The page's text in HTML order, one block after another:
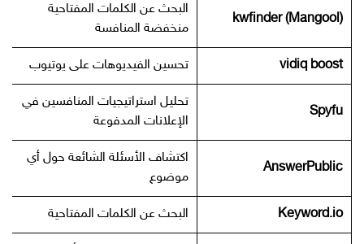
kwfinder (Mangool)
البحث عن الكلمات المفتاحية
منخفضة المنافسة
vidiq boost تحسين الفيديوهات على يوتيوب
Spyfu
تحليل استراتيجيات المنافسين في
الإعلانات المدفوعة
AnswerPublic
اكتشاف الأسئلة الشائعة حول أي
موضوع
Keyword.io البحث عن الكلمات المفتاحية